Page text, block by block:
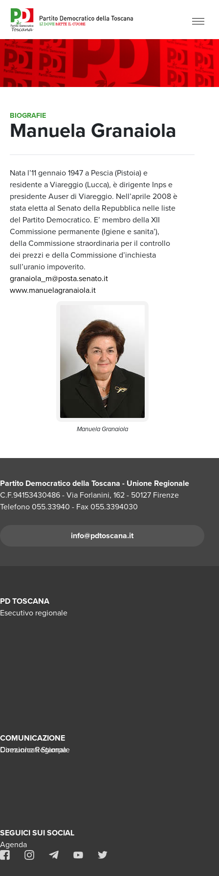
BIOGRAFIE
Manuela Granaiola
Nata l’11 gennaio 1947 a Pescia (Pistoia) e
residente a Viareggio (Lucca), è dirigente Inps e
presidente Auser di Viareggio. Nell’aprile 2008 è
stata eletta al Senato della Repubblica nelle liste
del Partito Democratico. E’ membro della XII
Commissione permanente (Igiene e sanita’),
della Commissione straordinaria per il controllo
dei prezzi e della Commissione d’inchiesta
sull’uranio impoverito.
granaiola_m@posta.senato.it
www.manuelagranaiola.it
Manuela Granaiola
Partito Democratico della Toscana - Unione Regionale
C.F.94153430486 - Via Forlanini, 162 - 50127 Firenze
Telefono 055.33940 - Fax 055.3394030
info@pdtoscana.it
PD TOSCANA
Esecutivo regionale
Direzione Regionale
COMUNICAZIONE
Comunicati Stampa
Agenda
SEGUICI SUI SOCIAL